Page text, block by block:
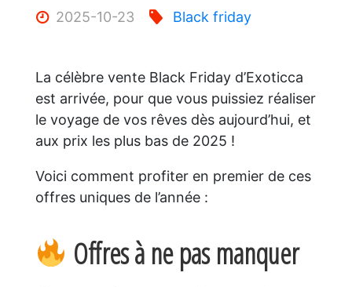
2025-10-23 Black friday
La célèbre vente Black Friday d’Exoticca
est arrivée, pour que vous puissiez réaliser
le voyage de vos rêves dès aujourd’hui, et
aux prix les plus bas de 2025 !
Voici comment profiter en premier de ces
offres uniques de l’année :
Offres à ne pas manquer